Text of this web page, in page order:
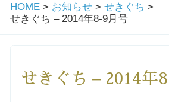
教会学校・中高生会
洗礼を希望される方
HOME> お知らせ> せきぐち >
せきぐち – 2014年8-9月号
せきぐち – 2014年